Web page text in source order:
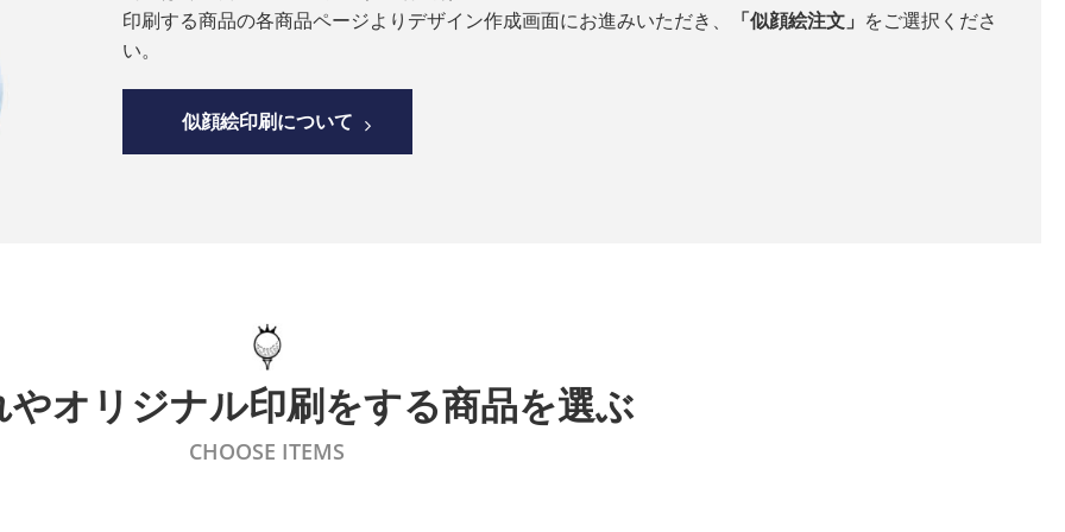
印刷する商品の各商品ページよりデザイン作成画面にお進みいただき、
「似顔絵注文」 をご選択くださ
い。
似顔絵印刷について
やオリジナル印刷をする商品を選ぶ
CHOOSE ITEMS